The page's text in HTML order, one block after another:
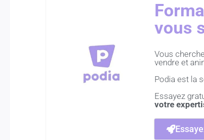
vous
Vous
vendre et
Podia est la
Essayez
votre